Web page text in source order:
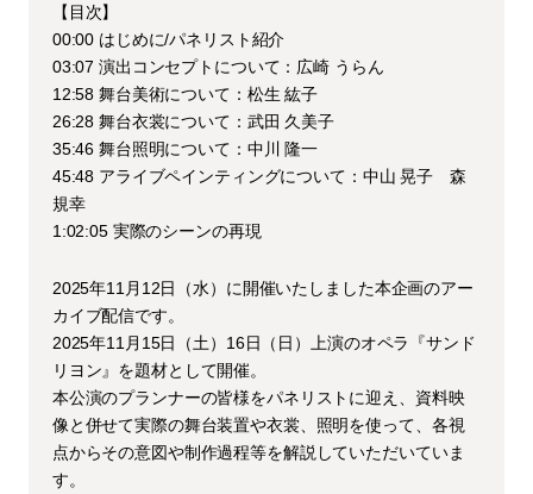
【目次】
00:00 はじめに/パネリスト紹介
03:07 演出コンセプトについて：広崎 うらん
12:58 舞台美術について：松生 紘子
26:28 舞台衣裳について：武田 久美子
35:46 舞台照明について：中川 隆一
45:48 アライブペインティングについて：中山 晃子 森
規幸
1:02:05 実際のシーンの再現
2025年11月12日（水）に開催いたしました本企画のアー
カイブ配信です。
2025年11月15日（土）16日（日）上演のオペラ『サンド
リヨン』を題材として開催。
本公演のプランナーの皆様をパネリストに迎え、資料映
像と併せて実際の舞台装置や衣裳、照明を使って、各視
点からその意図や制作過程等を解説していただいていま
す。